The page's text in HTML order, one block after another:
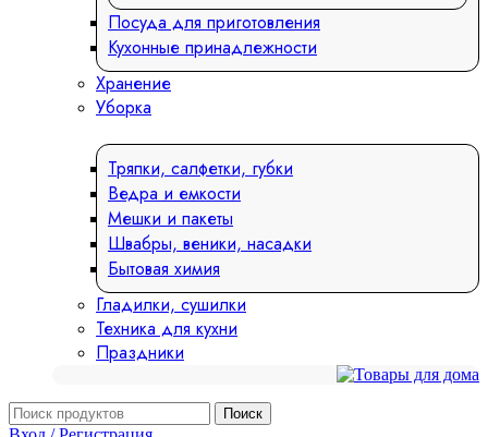
Посуда для приготовления
Кухонные принадлежности
Хранение
Уборка
Тряпки, салфетки, губки
Ведра и емкости
Мешки и пакеты
Швабры, веники, насадки
Бытовая химия
Гладилки, сушилки
Техника для кухни
Праздники
Поиск